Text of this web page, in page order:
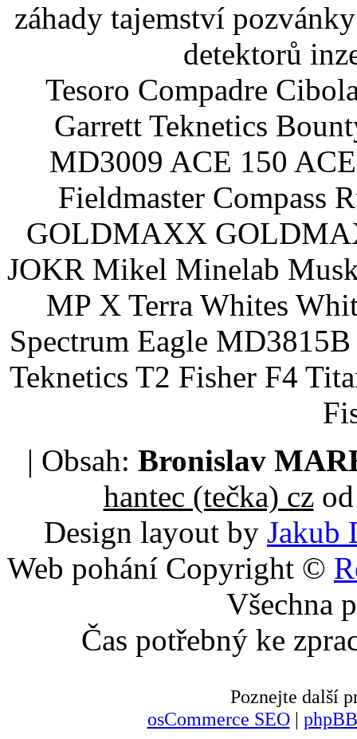
záhady tajemství
detektorů
Tesoro Compadre
Garrett Teknetics
MD3009 ACE 150
Fieldmaster Compass
GOLDMAXX
JOKR Mikel Minelab
MP X Terra Whites
Spectrum Eagle
Teknetics T2 Fisher F4
| Obsah: Bronislav
hantec (tečka) czod
Design layout by Jakub
Web pohání Copyright ©
Všechna
Čas potřebný ke
Poznejte další
osCommerce SEO|